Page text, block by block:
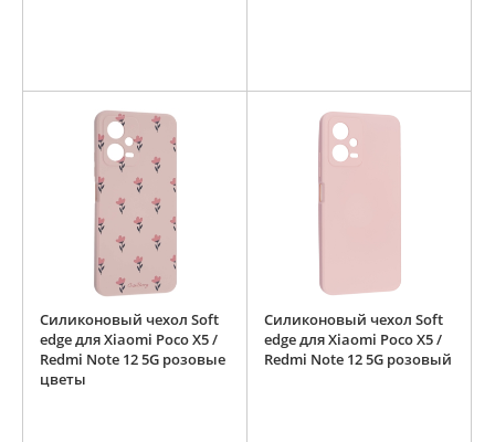
Силиконовый чехол Soft
edge для Xiaomi Poco X5 /
Redmi Note 12 5G розовые
цветы
Силиконовый чехол Soft
edge для Xiaomi Poco X5 /
Redmi Note 12 5G розовый